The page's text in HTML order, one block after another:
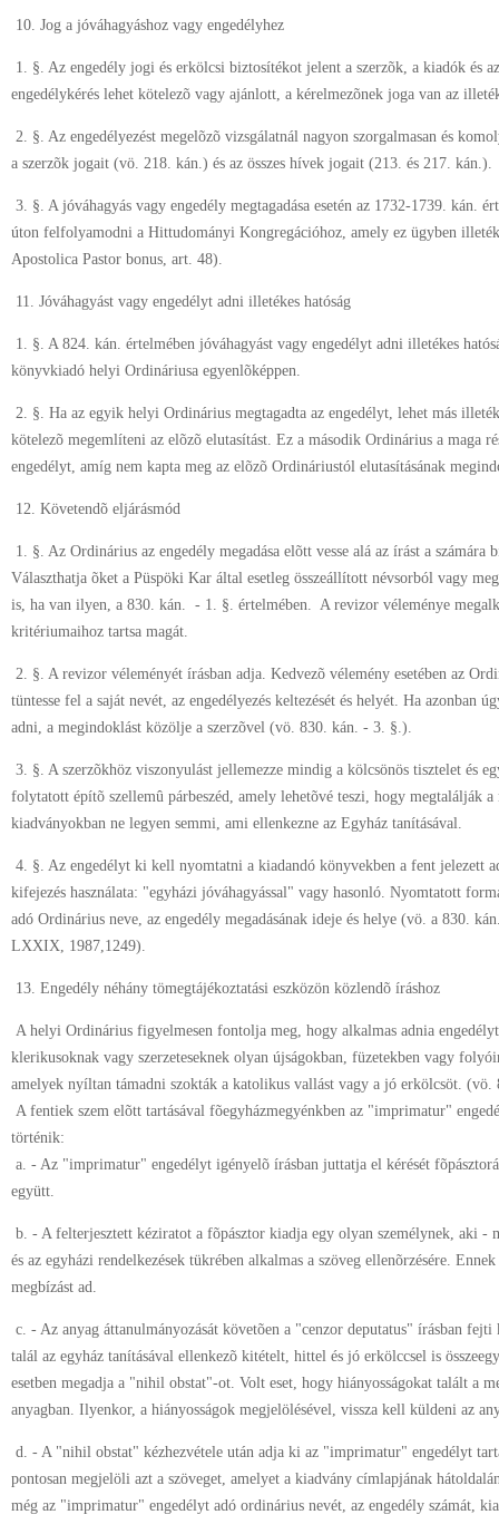
10. Jog a jóváhagyáshoz vagy engedélyhez
1. §. Az engedély jogi és erkölcsi biztosítékot jelent a szerzõk, a kiadók és
engedélykérés lehet kötelezõ vagy ajánlott, a kérelmezõnek joga van az
2. §. Az engedélyezést megelõzõ vizsgálatnál nagyon szorgalmasan és
a szerzõk jogait (vö. 218. kán.) és az összes hívek jogait (213. és 217. kán.).
3. §. A jóváhagyás vagy engedély megtagadása esetén az 1732-1739. kán.
úton felfolyamodni a Hittudományi Kongregációhoz, amely ez ügyben
Apostolica Pastor bonus, art. 48).
11. Jóváhagyást vagy engedélyt adni illetékes hatóság
1. §. A 824. kán. értelmében jóváhagyást vagy engedélyt adni illetékes
könyvkiadó helyi Ordináriusa egyenlõképpen.
2. §. Ha az egyik helyi Ordinárius megtagadta az engedélyt, lehet más
kötelezõ megemlíteni az elõzõ elutasítást. Ez a második Ordinárius a maga
engedélyt, amíg nem kapta meg az elõzõ Ordináriustól elutasításának
12. Követendõ eljárásmód
1. §. Az Ordinárius az engedély megadása elõtt vesse alá az írást a számára
Választhatja õket a Püspöki Kar által esetleg összeállított névsorból vagy
is, ha van ilyen, a 830. kán. - 1. §. értelmében. A revizor véleménye
kritériumaihoz tartsa magát.
2. §. A revizor véleményét írásban adja. Kedvezõ vélemény esetében az
tüntesse fel a saját nevét, az engedélyezés keltezését és helyét. Ha azonban
adni, a megindoklást közölje a szerzõvel (vö. 830. kán. - 3. §.).
3. §. A szerzõkhöz viszonyulást jellemezze mindig a kölcsönös tisztelet és
folytatott építõ szellemû párbeszéd, amely lehetõvé teszi, hogy megtalálják
kiadványokban ne legyen semmi, ami ellenkezne az Egyház tanításával.
4. §. Az engedélyt ki kell nyomtatni a kiadandó könyvekben a fent jelezett
kifejezés használata: "egyházi jóváhagyással" vagy hasonló. Nyomtatott
adó Ordinárius neve, az engedély megadásának ideje és helye (vö. a 830.
LXXIX, 1987,1249).
13. Engedély néhány tömegtájékoztatási eszközön közlendõ íráshoz
A helyi Ordinárius figyelmesen fontolja meg, hogy alkalmas adnia
klerikusoknak vagy szerzeteseknek olyan újságokban, füzetekben vagy
amelyek nyíltan támadni szokták a katolikus vallást vagy a jó erkölcsöt.
A fentiek szem elõtt tartásával fõegyházmegyénkben az "imprimatur"
történik:
a. - Az "imprimatur" engedélyt igényelõ írásban juttatja el kérését
együtt.
b. - A felterjesztett kéziratot a fõpásztor kiadja egy olyan személynek, aki -
és az egyházi rendelkezések tükrében alkalmas a szöveg ellenõrzésére.
megbízást ad.
c. - Az anyag áttanulmányozását követõen a "cenzor deputatus" írásban
talál az egyház tanításával ellenkezõ kitételt, hittel és jó erkölccsel is
esetben megadja a "nihil obstat"-ot. Volt eset, hogy hiányosságokat talált a
anyagban. Ilyenkor, a hiányosságok megjelölésével, vissza kell küldeni az
d. - A "nihil obstat" kézhezvétele után adja ki az "imprimatur" engedélyt
pontosan megjelöli azt a szöveget, amelyet a kiadvány címlapjának
még az "imprimatur" engedélyt adó ordinárius nevét, az engedély számát,